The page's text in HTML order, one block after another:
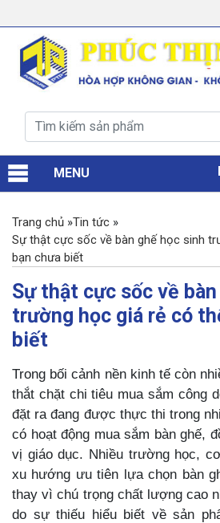
MENU
Trang chủ »Tin tức »
Sự thật cực sốc về bàn ghế học sinh
bạn chưa biết
Sự thật cực sốc về
trường học giá rẻ có
biết
Trong bối cảnh nền kinh tế còn
thắt chặt chi tiêu mua sắm công
đặt ra đang được thực thi trong
có hoạt động mua sắm bàn ghế,
vị giáo dục. Nhiều trường học,
xu hướng ưu tiên lựa chọn bàn
thay vì chú trọng chất lượng cao
do sự thiếu hiểu biết về sản